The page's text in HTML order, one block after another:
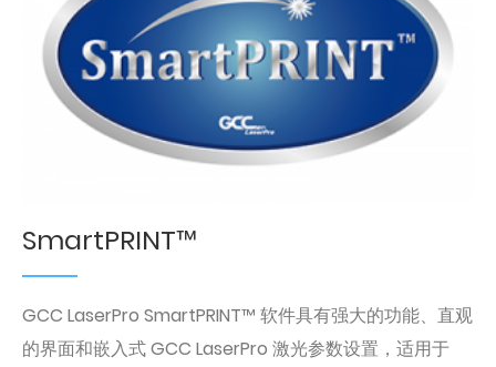
SmartPRINT™
GCC LaserPro SmartPRINT™ 软件具有强大的功能、直观
的界面和嵌入式 GCC LaserPro 激光参数设置，适用于